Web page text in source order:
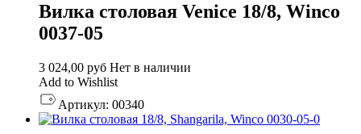
Вилка столовая Venice 18/8, Winco
0037-05
3 024,00 руб Нет в наличии
Add to Wishlist
Артикул: 00340